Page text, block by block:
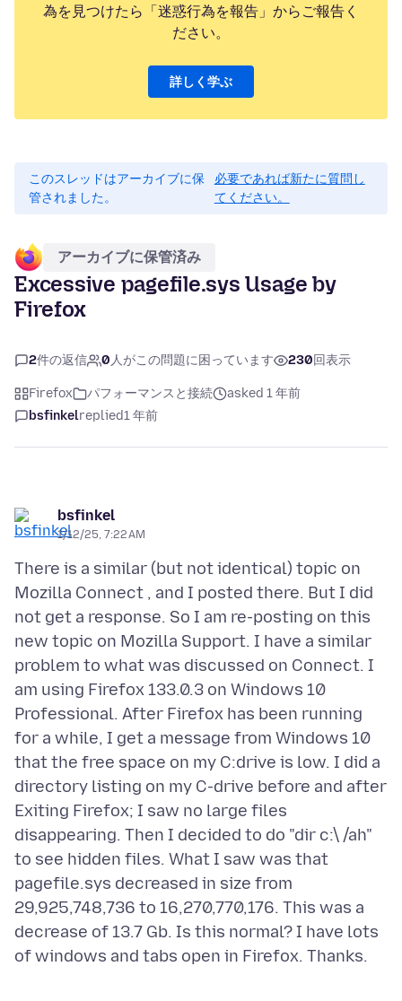
為を見つけたら「迷惑行為を報告」からご報告く
ださい。
詳しく学ぶ
このスレッドはアーカイブに保
管されました。
必要であれば新たに質問し
てください。
アーカイブに保管済み
Excessive pagefile.sys Usage by
Firefox
2件の返信 0人がこの問題に困っています 230回表示
Firefox パフォーマンスと接続
asked 1 年前
bsfinkelreplied1 年前
bsfinkel
1/12/25, 7:22 AM
There is a similar (but not identical) topic on
Mozilla Connect , and I posted there. But I did
not get a response. So I am re-posting on this
new topic on Mozilla Support. I have a similar
problem to what was discussed on Connect. I
am using Firefox 133.0.3 on Windows 10
Professional. After Firefox has been running
for a while, I get a message from Windows 10
that the free space on my C:drive is low. I did a
directory listing on my C-drive before and after
Exiting Firefox; I saw no large files
disappearing. Then I decided to do "dir c:\ /ah"
to see hidden files. What I saw was that
pagefile.sys decreased in size from
29,925,748,736 to 16,270,770,176. This was a
decrease of 13.7 Gb. Is this normal? I have lots